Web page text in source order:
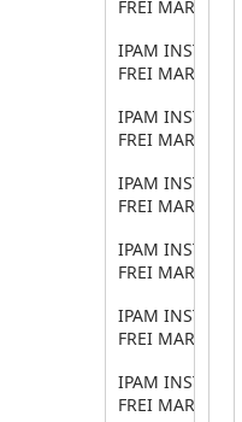
FREI
IPAM
FREI
IPAM
FREI
IPAM
FREI
IPAM
FREI
IPAM
FREI
IPAM
FREI